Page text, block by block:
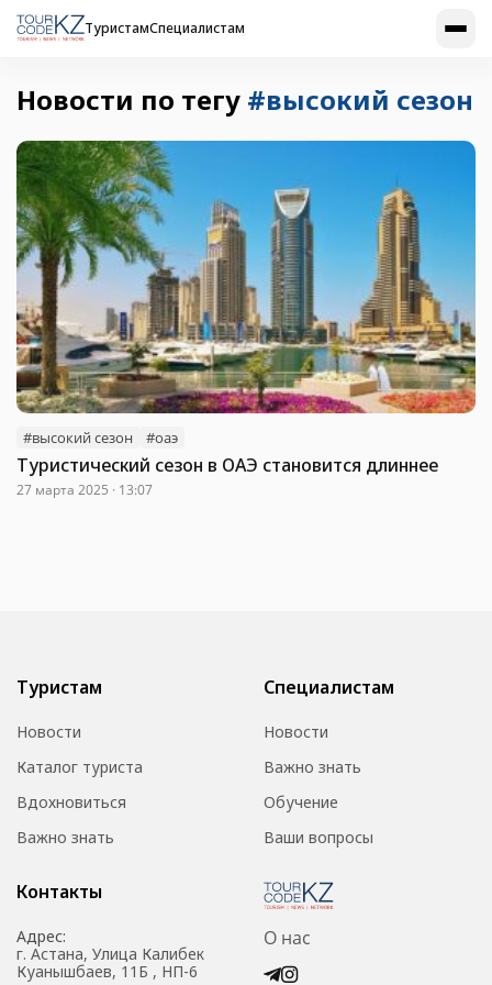
ТуристамСпециалистам
Новости по тегу #высокий сезон
#высокий сезон #оаэ
Туристический сезон в ОАЭ становится длиннее
27 марта 2025 · 13:07
Туристам
Новости
Каталог туриста
Вдохновиться
Важно знать
Специалистам
Новости
Важно знать
Обучение
Ваши вопросы
Контакты
Адрес:
г. Астана, Улица Калибек
Куанышбаев, 11Б , НП-6
О нас